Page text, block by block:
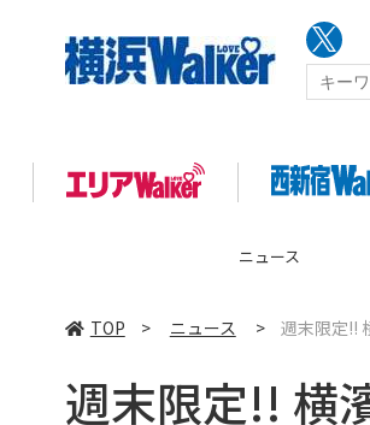
コラム
TOP > ニュース > 週末限定!!
週末限定!! 横